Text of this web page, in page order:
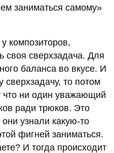
заниматься самому»
композиторов,
своя сверхзадача. Для
баланса во вкусе. И
сверхзадачу, то потом
что ни один уважающий
ради трюков. Это
узнали какую-то
фигней заниматься.
И тогда происходит